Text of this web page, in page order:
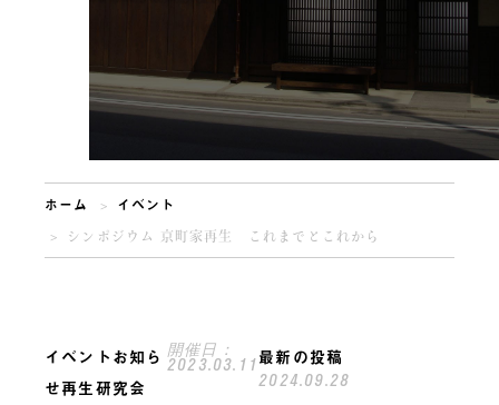
ホーム イベント
シンポジウム 京町家再生 これまでとこれから
イベントお知ら
せ再生研究会
開催日：
2023.03.11最新の投稿
2024.09.28